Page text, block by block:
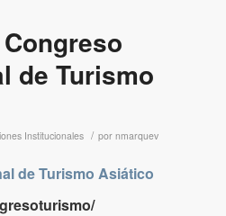
de Turismo
Institucionales / por nmarquev
de Turismo Asiático